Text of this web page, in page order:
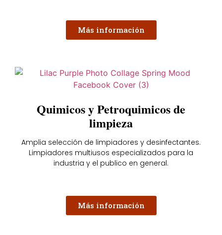
Más información
Quimicos y Petroquimicos de
limpieza
Amplia selección de limpiadores y desinfectantes.
Limpiadores multiusos especializados para la
industria y el publico en general.
Más información